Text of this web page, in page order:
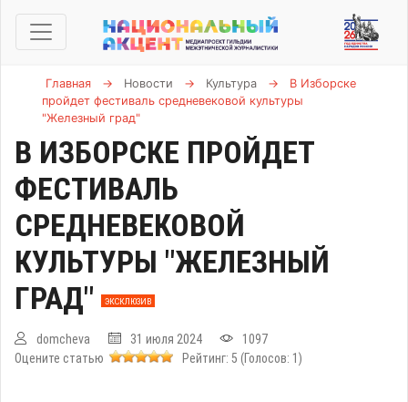
Главная → Новости → Культура →
В Изборске
пройдет фестиваль средневековой культуры
"Железный град"
В ИЗБОРСКЕ ПРОЙДЕТ
ФЕСТИВАЛЬ
СРЕДНЕВЕКОВОЙ
КУЛЬТУРЫ "ЖЕЛЕЗНЫЙ
ГРАД"
ЭКСКЛЮЗИВ
domcheva 31 июля 2024
1097
Оцените статью
Рейтинг: 5 (Голосов: 1 )